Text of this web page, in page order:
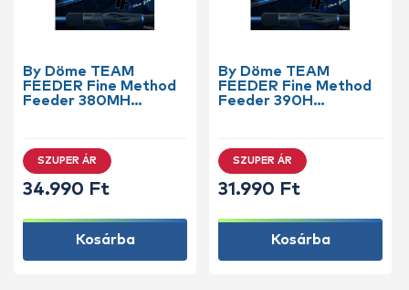
By Döme TEAM
FEEDER Fine Method
Feeder 380MH
SZUPER ÁR
34.990 Ft
Kosárba
By Döme TEAM
FEEDER Fine Method
Feeder 390H
SZUPER ÁR
31.990 Ft
Kosárba